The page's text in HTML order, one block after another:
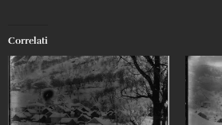
Correlati